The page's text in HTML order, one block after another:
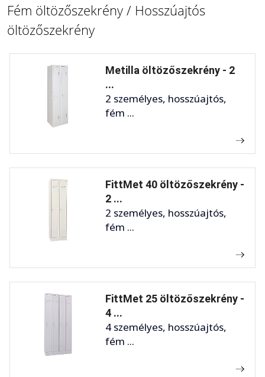
Fém öltözőszekrény / Hosszúajtós
öltözőszekrény
Metilla öltözőszekrény - 2
...
2 személyes, hosszúajtós,
fém ...
FittMet 40 öltözőszekrény -
2 ...
2 személyes, hosszúajtós,
fém ...
FittMet 25 öltözőszekrény -
4 ...
4 személyes, hosszúajtós,
fém ...